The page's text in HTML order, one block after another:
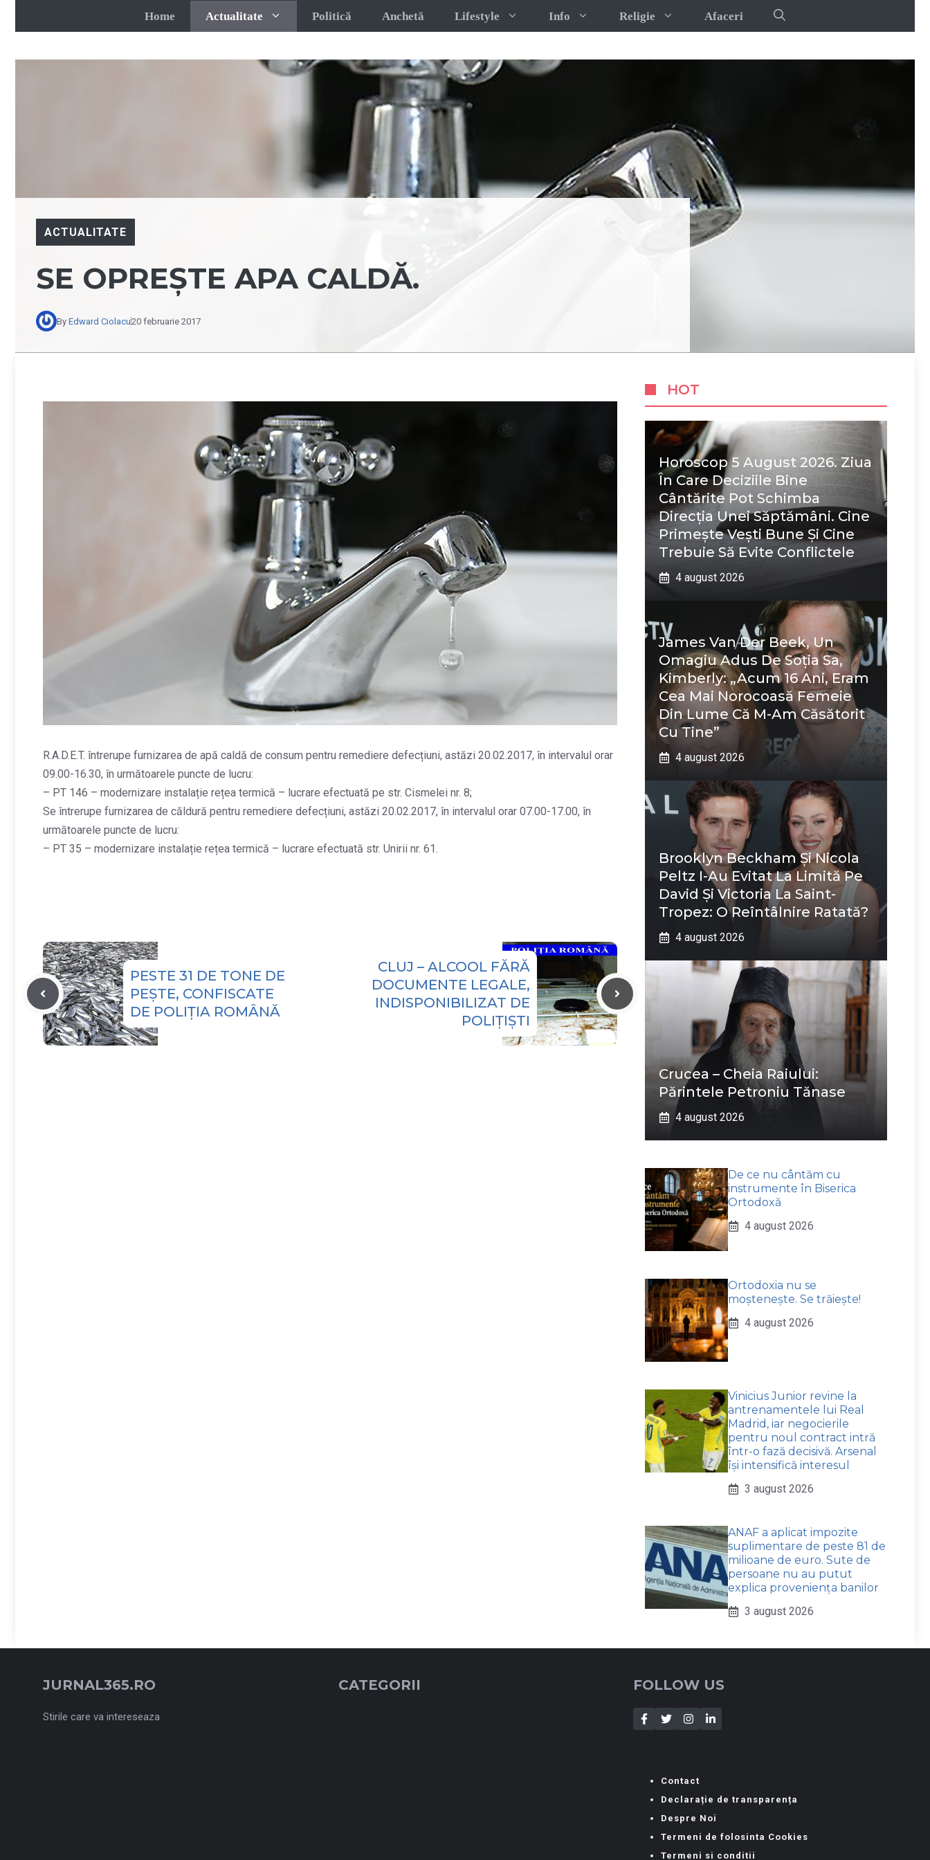
Home Actualitate Politică Anchetă Lifestyle Info Religie Afaceri
ACTUALITATE
SE OPREȘTE APA CALDĂ.
By Edward Ciolacu20 februarie 2017
R.A.D.E.T. întrerupe furnizarea de apă caldă de consum pentru remediere defecțiuni, astăzi 20.02.2017, în intervalul orar
09.00-16.30, în următoarele puncte de lucru:
– PT 146 – modernizare instalație rețea termică – lucrare efectuată pe str. Cismelei nr. 8;
Se întrerupe furnizarea de căldură pentru remediere defecțiuni, astăzi 20.02.2017, în intervalul orar 07.00-17.00, în
următoarele puncte de lucru:
– PT 35 – modernizare instalație rețea termică – lucrare efectuată str. Unirii nr. 61.
PESTE 31 DE TONE DE
PEȘTE, CONFISCATE
DE POLIȚIA ROMÂNĂ
CLUJ – ALCOOL FĂRĂ
DOCUMENTE LEGALE,
INDISPONIBILIZAT DE
POLIȚIȘTI
HOT
Horoscop 5 August 2026. Ziua
În Care Deciziile Bine
Cântărite Pot Schimba
Direcția Unei Săptămâni. Cine
Primește Vești Bune Și Cine
Trebuie Să Evite Conflictele
4 august 2026
James Van Der Beek, Un
Omagiu Adus De Soția Sa,
Kimberly: „Acum 16 Ani, Eram
Cea Mai Norocoasă Femeie
Din Lume Că M-Am Căsătorit
Cu Tine”
4 august 2026
Brooklyn Beckham Și Nicola
Peltz I-Au Evitat La Limită Pe
David Și Victoria La Saint-
Tropez: O Reîntâlnire Ratată?
4 august 2026
Crucea – Cheia Raiului:
Părintele Petroniu Tănase
4 august 2026
De ce nu cântăm cu
instrumente în Biserica
Ortodoxă
4 august 2026
Ortodoxia nu se
moștenește. Se trăiește!
4 august 2026
Vinicius Junior revine la
antrenamentele lui Real
Madrid, iar negocierile
pentru noul contract intră
într-o fază decisivă. Arsenal
își intensifică interesul
3 august 2026
ANAF a aplicat impozite
suplimentare de peste 81 de
milioane de euro. Sute de
persoane nu au putut
explica proveniența banilor
3 august 2026
JURNAL365.RO
Stirile care va intereseaza
CATEGORII FOLLOW US
Contact
Declarație de transparența
Despre Noi
Termeni de folosinta Cookies
Termeni si conditii